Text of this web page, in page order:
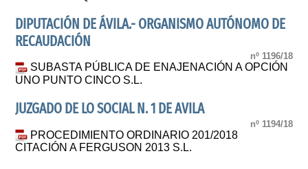
DIPUTACIÓN DE ÁVILA.- ORGANISMO AUTÓNOMO DE
RECAUDACIÓN
nº 1196/18
SUBASTA PÚBLICA DE ENAJENACIÓN A OPCIÓN
UNO PUNTO CINCO S.L.
JUZGADO DE LO SOCIAL N. 1 DE AVILA
nº 1194/18
PROCEDIMIENTO ORDINARIO 201/2018
CITACIÓN A FERGUSON 2013 S.L.